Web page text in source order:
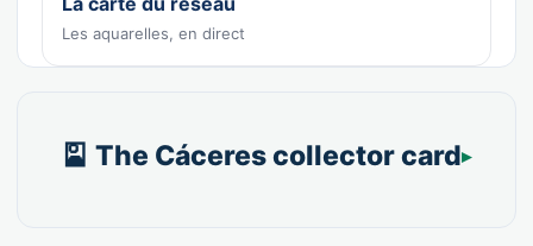
Les aquarelles, en direct
🎴 The Cáceres collector card